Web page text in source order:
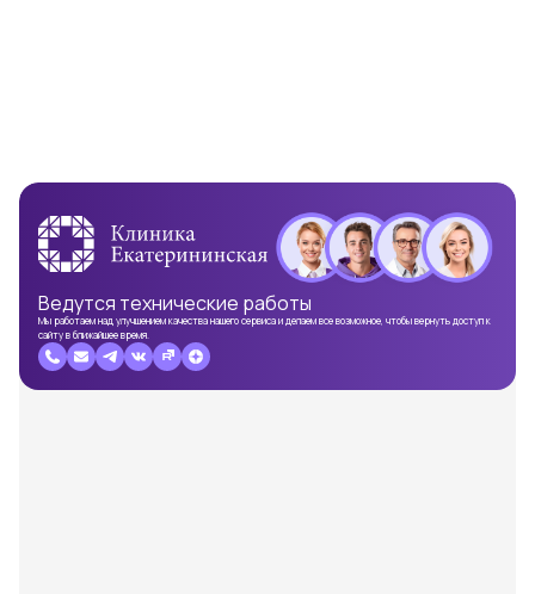
Ведутся технические работы
Мы работаем над улучшением качества нашего сервиса и делаем все возможное, чтобы вернуть доступ к
сайту в ближайшее время.